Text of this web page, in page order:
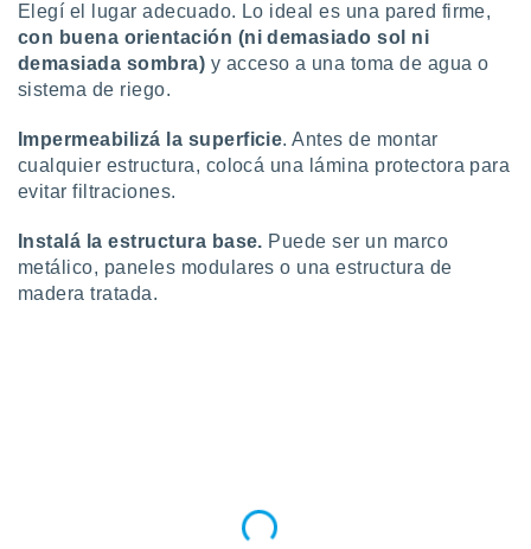
Elegí el lugar adecuado. Lo ideal es una pared firme,
con buena orientación (ni demasiado sol ni
demasiada sombra) y acceso a una toma de agua o
sistema de riego.
Impermeabilizá la superficie. Antes de montar
cualquier estructura, colocá una lámina protectora para
evitar filtraciones.
Instalá la estructura base. Puede ser un marco
metálico, paneles modulares o una estructura de
madera tratada.